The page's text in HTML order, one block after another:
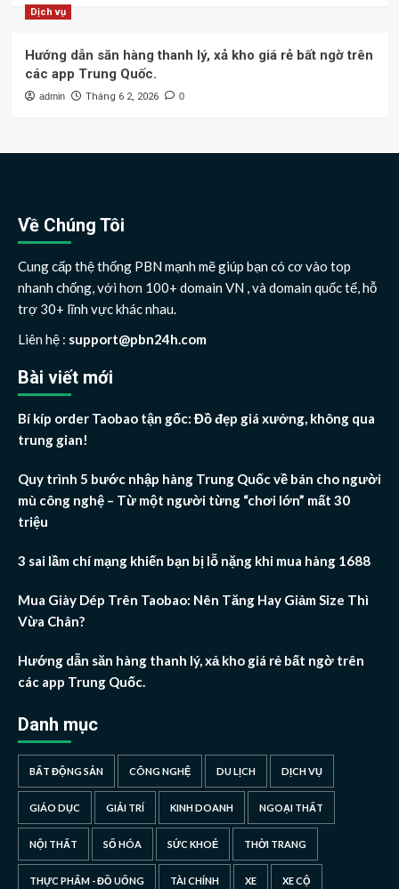
Dịch vụ
Hướng dẫn săn hàng thanh lý, xả kho giá rẻ bất ngờ trên
các app Trung Quốc.
admin Tháng 6 2, 2026 0
Về Chúng Tôi
Cung cấp thệ thống PBN mạnh mẽ giúp bạn có cơ vào top
nhanh chống, với hơn 100+ domain VN , và domain quốc tế, hỗ
trợ 30+ lĩnh vực khác nhau.
Liên hệ : support@pbn24h.com
Bài viết mới
Bí kíp order Taobao tận gốc: Đồ đẹp giá xưởng, không qua
trung gian!
Quy trình 5 bước nhập hàng Trung Quốc về bán cho người
mù công nghệ – Từ một người từng “chơi lớn” mất 30
triệu
3 sai lầm chí mạng khiến bạn bị lỗ nặng khi mua hàng 1688
Mua Giày Dép Trên Taobao: Nên Tăng Hay Giảm Size Thì
Vừa Chân?
Hướng dẫn săn hàng thanh lý, xả kho giá rẻ bất ngờ trên
các app Trung Quốc.
Danh mục
BẤT ĐỘNG SẢN CÔNG NGHỆ DU LỊCH DỊCH VỤ
GIÁO DỤC GIẢI TRÍ KINH DOANH NGOẠI THẤT
NỘI THẤT SỐ HÓA SỨC KHOẺ THỜI TRANG
THỰC PHẨM - ĐỒ UỐNG TÀI CHÍNH XE XE CỘ